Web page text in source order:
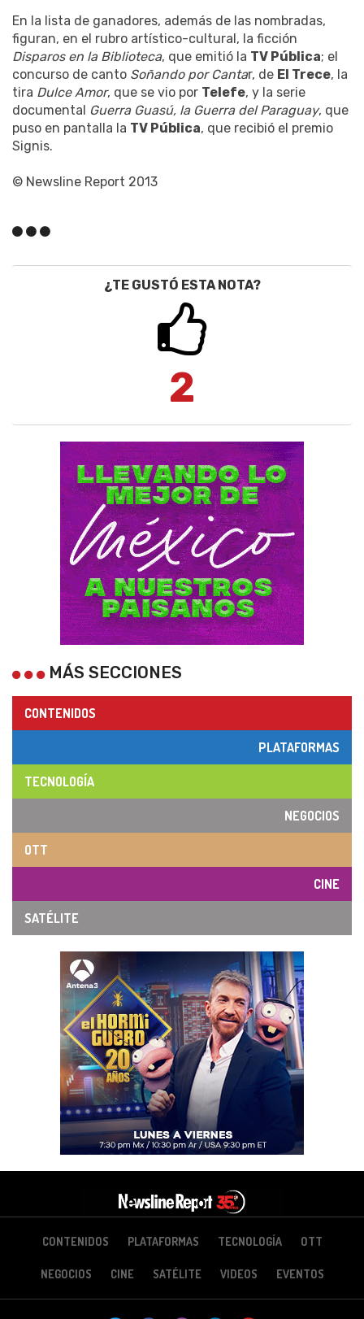
En la lista de ganadores, además de las nombradas,
figuran, en el rubro artístico-cultural, la ficción
Disparos en la Biblioteca, que emitió la TV Pública; el
concurso de canto Soñando por Cantar, de El Trece, la
tira Dulce Amor, que se vio por Telefe, y la serie
documental Guerra Guasú, la Guerra del Paraguay, que
puso en pantalla la TV Pública, que recibió el premio
Signis.
© Newsline Report 2013
¿TE GUSTÓ ESTA NOTA?
2
MÁS SECCIONES
CONTENIDOS
PLATAFORMAS
TECNOLOGÍA
NEGOCIOS
OTT
CINE
SATÉLITE
CONTENIDOS PLATAFORMAS TECNOLOGÍA OTT
NEGOCIOS CINE SATÉLITE VIDEOS EVENTOS